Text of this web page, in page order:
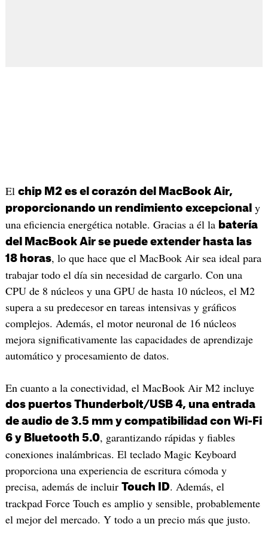
El chip M2 es el corazón del MacBook Air,
proporcionando un rendimiento excepcional y
una eficiencia energética notable. Gracias a él la batería
del MacBook Air se puede extender hasta las
18 horas, lo que hace que el MacBook Air sea ideal para
trabajar todo el día sin necesidad de cargarlo. Con una
CPU de 8 núcleos y una GPU de hasta 10 núcleos, el M2
supera a su predecesor en tareas intensivas y gráficos
complejos. Además, el motor neuronal de 16 núcleos
mejora significativamente las capacidades de aprendizaje
automático y procesamiento de datos.
En cuanto a la conectividad, el MacBook Air M2 incluye
dos puertos Thunderbolt/USB 4, una entrada
de audio de 3.5 mm y compatibilidad con Wi-Fi
6 y Bluetooth 5.0, garantizando rápidas y fiables
conexiones inalámbricas. El teclado Magic Keyboard
proporciona una experiencia de escritura cómoda y
precisa, además de incluir Touch ID. Además, el
trackpad Force Touch es amplio y sensible, probablemente
el mejor del mercado. Y todo a un precio más que justo.